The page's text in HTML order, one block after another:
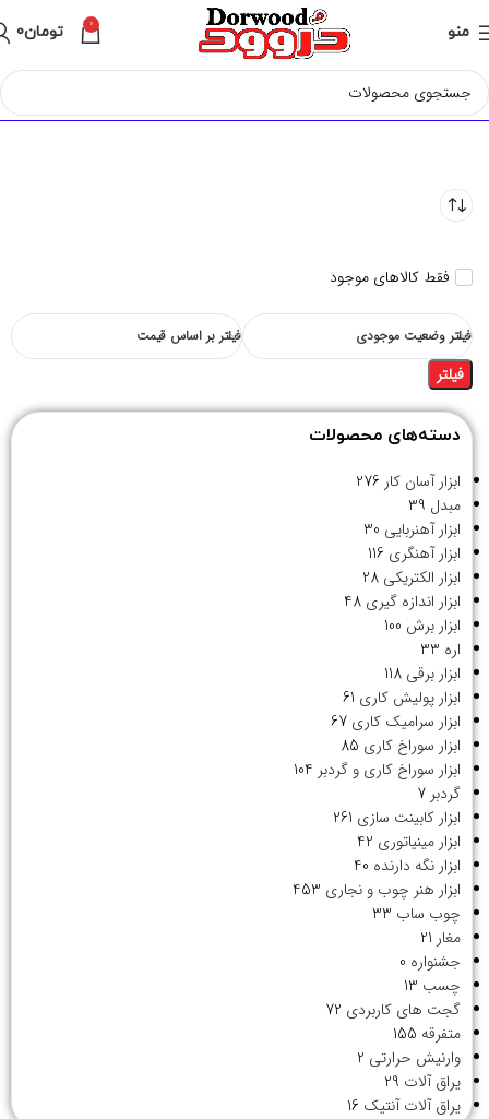
منو 0 تومان0
فقط کالاهای موجود
فیلتر وضعیت موجودی فیلتر بر اساس قیمت
فیلتر
دسته‌های محصولات
ابزار آسان کار 276
مبدل 39
ابزار آهنربایی 30
ابزار آهنگری 116
ابزار الکتریکی 28
ابزار اندازه گیری 48
ابزار برش 100
اره 33
ابزار برقی 118
ابزار پولیش کاری 61
ابزار سرامیک کاری 67
ابزار سوراخ کاری 85
ابزار سوراخ کاری و گردبر 104
گردبر 7
ابزار کابینت سازی 261
ابزار مینیاتوری 42
ابزار نگه دارنده 40
ابزار هنر چوب و نجاری 453
چوب ساب 33
مغار 21
جشنواره 0
چسب 13
گجت های کاربردی 72
متفرقه 155
وارنیش حرارتی 2
یراق آلات 29
یراق آلات آنتیک 16